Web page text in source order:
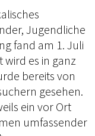
Jugendliche
fand am 1. Juli
es in ganz
bereits von
gesehen.
ein vor Ort
umfassender